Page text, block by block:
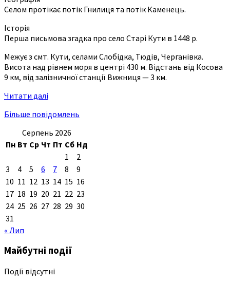
Селом протікає потік Гнилиця та потік Каменець.
Історія
Перша письмова згадка про село Старі Кути в 1448 р.
Межує з смт. Кути, селами Слобідка, Тюдів, Черганівка.
Висота над рівнем моря в центрі 430 м. Відстань від Косова
9 км, від залізничної станції Вижниця — 3 км.
Читати далі
Більше повідомлень
Серпень 2026
Пн Вт Ср Чт Пт Сб Нд
1
2
3
4 5 6 7 8
9
10 11 12 13 14 15 16
17 18 19 20 21 22 23
24 25 26 27 28 29 30
31
« Лип
Майбутні події
Події відсутні